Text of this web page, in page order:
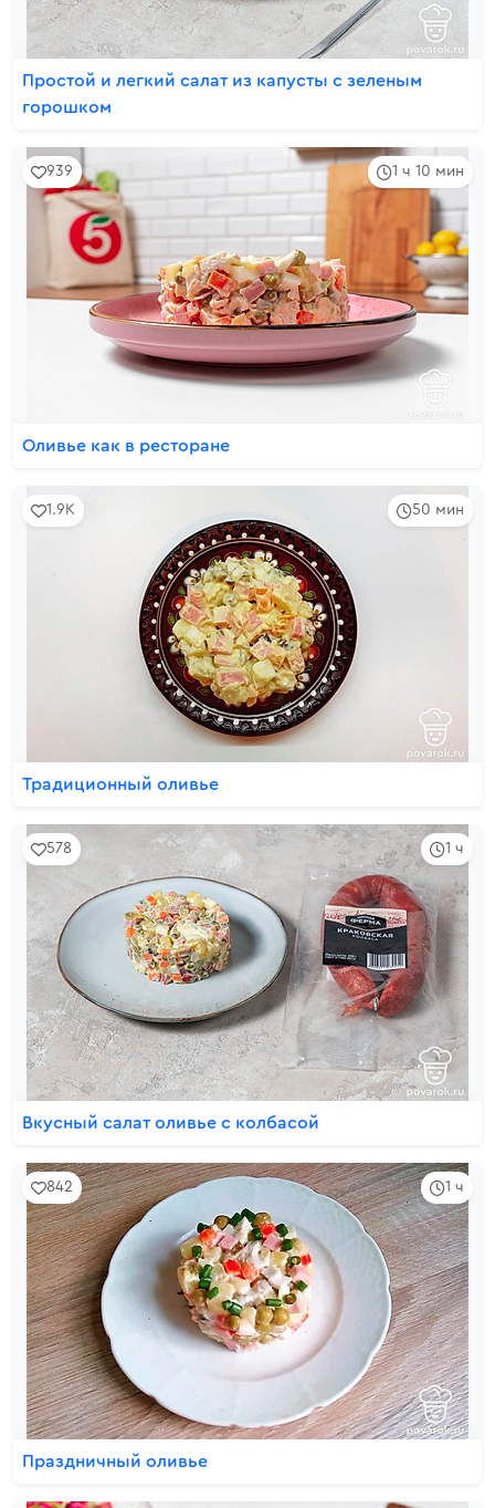
Простой и легкий салат из капусты с зеленым
горошком
1 ч 10 мин
939
Оливье как в ресторане
50 мин
1.9K
Традиционный оливье
1 ч
578
Вкусный салат оливье с колбасой
1 ч
842
Праздничный оливье